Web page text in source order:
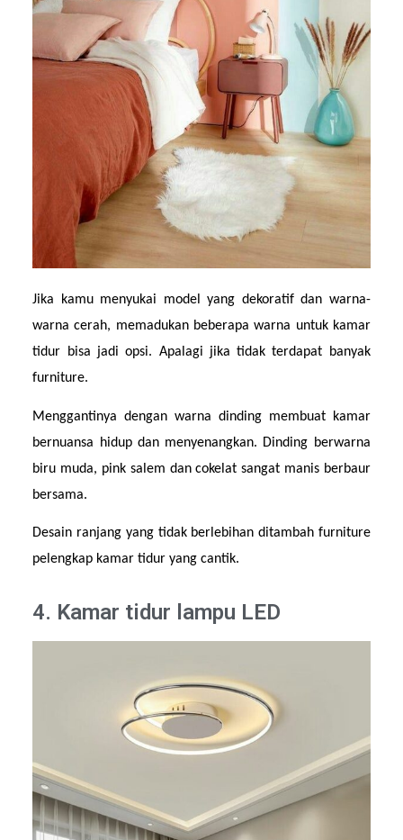
Jika kamu menyukai model yang dekoratif dan warna-
warna cerah, memadukan beberapa warna untuk kamar
tidur bisa jadi opsi. Apalagi jika tidak terdapat banyak
furniture.
Menggantinya dengan warna dinding membuat kamar
bernuansa hidup dan menyenangkan. Dinding berwarna
biru muda, pink salem dan cokelat sangat manis berbaur
bersama.
Desain ranjang yang tidak berlebihan ditambah furniture
pelengkap kamar tidur yang cantik.
4. Kamar tidur lampu LED